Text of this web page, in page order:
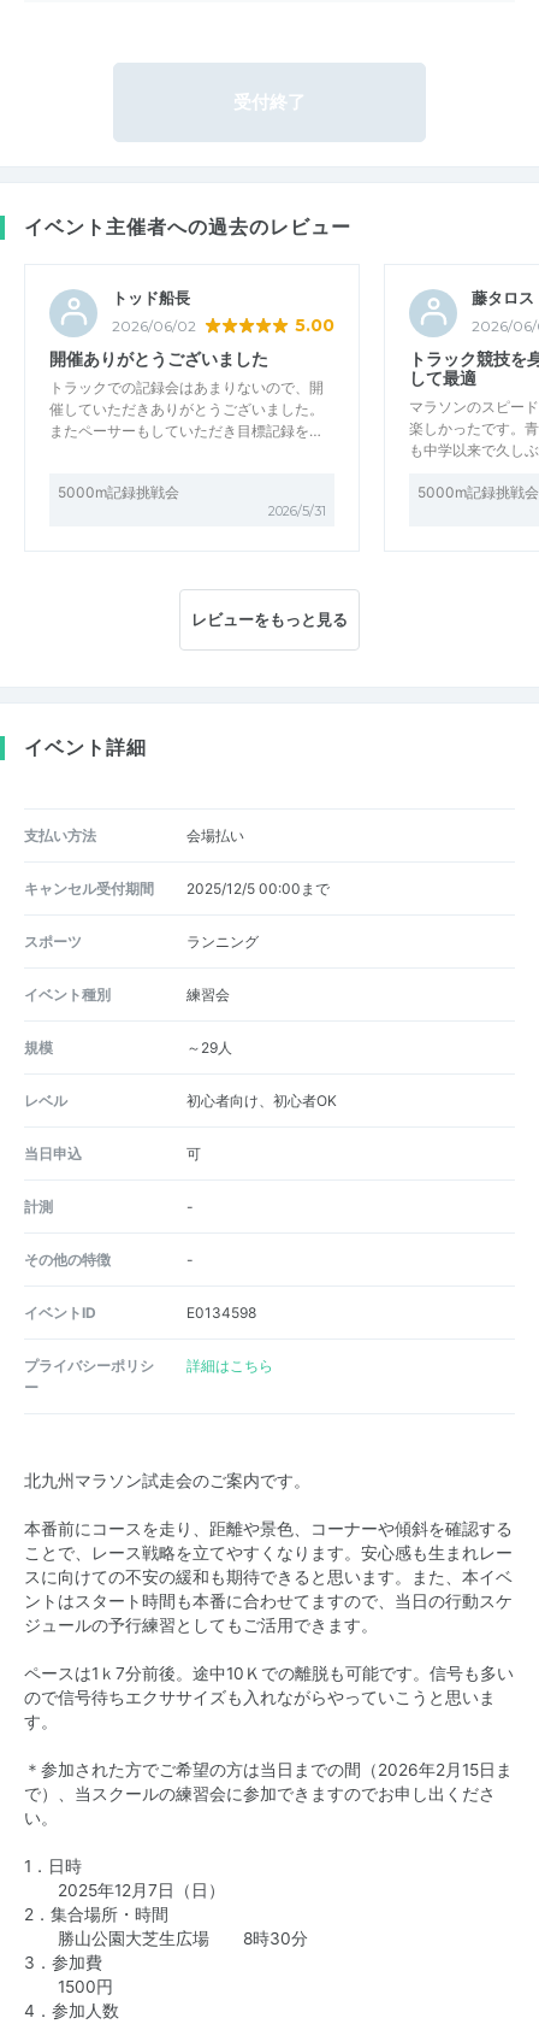
受付終了
イベント主催者への過去のレビュー
トッド船長
2026/06/02 5.00
開催ありがとうございました
トラックでの記録会はあまりないので、開
催していただきありがとうございました。
またペーサーもしていただき目標記録を…
5000m記録挑戦会
2026/5/31
藤タロス
2026/
トラック競技を
して最適
マラソンのスピー
楽しかったです。
も中学以来で久し
5000m記録挑戦会
レビューをもっと見る
イベント詳細
支払い方法 会場払い
キャンセル受付期間 2025/12/5 00:00まで
スポーツ ランニング
イベント種別 練習会
規模 ～29人
レベル 初心者向け、初心者OK
当日申込 可
計測 -
その他の特徴 -
イベントID E0134598
プライバシーポリシ
ー
詳細はこちら
北九州マラソン試走会のご案内です。
本番前にコースを走り、距離や景色、コーナーや傾斜を確認する
ことで、レース戦略を立てやすくなります。安心感も生まれレー
スに向けての不安の緩和も期待できると思います。また、本イベ
ントはスタート時間も本番に合わせてますので、当日の行動スケ
ジュールの予行練習としてもご活用できます。
ペースは1ｋ7分前後。途中10Ｋでの離脱も可能です。信号も多い
ので信号待ちエクササイズも入れながらやっていこうと思いま
す。
＊参加された方でご希望の方は当日までの間（2026年2月15日ま
で）、当スクールの練習会に参加できますのでお申し出くださ
い。
1．日時
2025年12月7日（日）
2．集合場所・時間
勝山公園大芝生広場 8時30分
3．参加費
1500円
4．参加人数